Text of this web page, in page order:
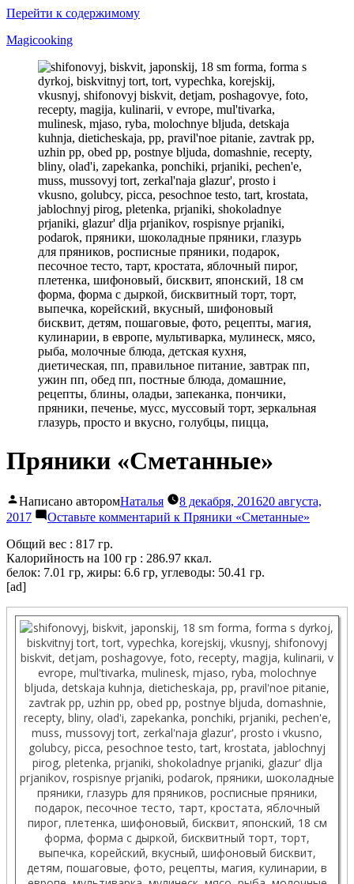
Перейти к содержимому
Magicooking
Пряники «Сметанные»
Написано авторомНаталья 8 декабря, 201620 августа,
2017
Оставьте комментарий к Пряники «Сметанные»
Общий вес : 817 гр.
Калорийность на 100 гр : 286.97 ккал.
белок: 7.01 гр, жиры: 6.6 гр, углеводы: 50.41 гр.
[ad]